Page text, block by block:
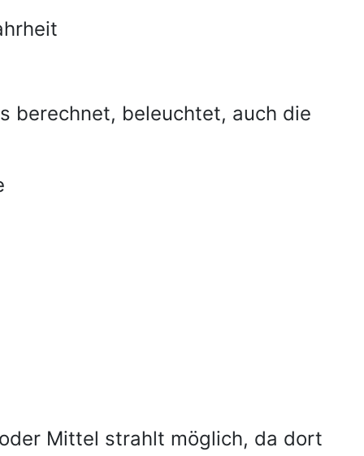
berechnet, beleuchtet, auch die
Mittel strahlt möglich, da dort